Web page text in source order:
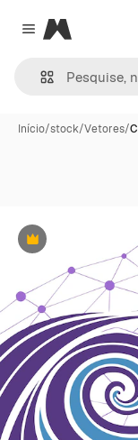
Close menu
Magnific
Início/stock/Vetores/
Premium